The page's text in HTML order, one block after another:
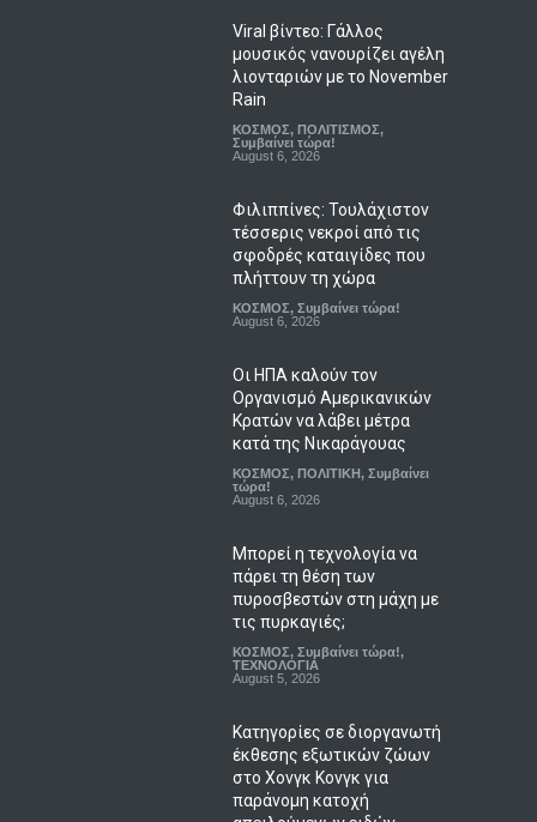
Viral βίντεο: Γάλλος
μουσικός νανουρίζει αγέλη
λιονταριών με το November
Rain
ΚΟΣΜΟΣ, ΠΟΛΙΤΙΣΜΟΣ,
Συμβαίνει τώρα!
August 6, 2026
Φιλιππίνες: Τουλάχιστον
τέσσερις νεκροί από τις
σφοδρές καταιγίδες που
πλήττουν τη χώρα
ΚΟΣΜΟΣ, Συμβαίνει τώρα!
August 6, 2026
Οι ΗΠΑ καλούν τον
Οργανισμό Αμερικανικών
Κρατών να λάβει μέτρα
κατά της Νικαράγουας
ΚΟΣΜΟΣ, ΠΟΛΙΤΙΚΗ, Συμβαίνει
τώρα!
August 6, 2026
Μπορεί η τεχνολογία να
πάρει τη θέση των
πυροσβεστών στη μάχη με
τις πυρκαγιές;
ΚΟΣΜΟΣ, Συμβαίνει τώρα!,
ΤΕΧΝΟΛΟΓΙΑ
August 5, 2026
Κατηγορίες σε διοργανωτή
έκθεσης εξωτικών ζώων
στο Χονγκ Κονγκ για
παράνομη κατοχή